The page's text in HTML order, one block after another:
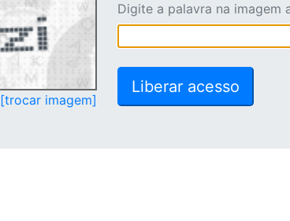
[trocar imagem]
Digite a palavra na imagem